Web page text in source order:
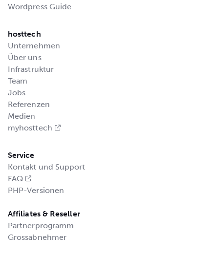
Wordpress Guide
hosttech
Unternehmen
Über uns
Infrastruktur
Team
Jobs
Referenzen
Medien
myhosttech
Service
Kontakt und Support
FAQ
PHP-Versionen
Affiliates & Reseller
Partnerprogramm
Grossabnehmer